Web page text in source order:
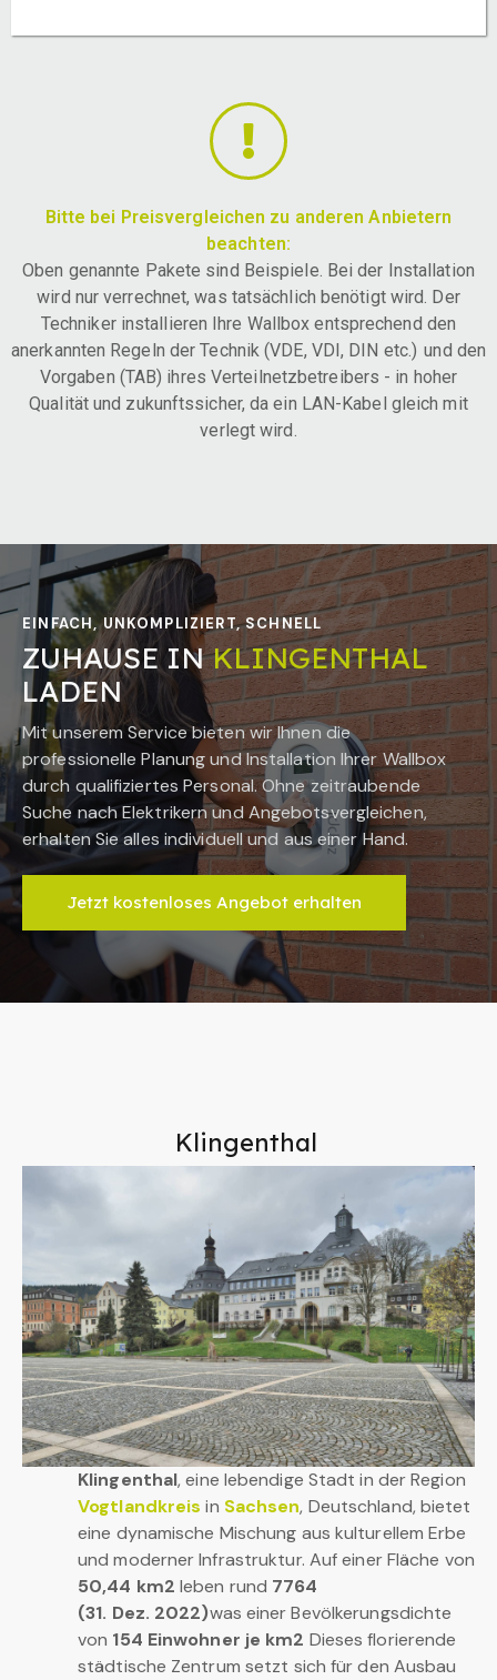
Bitte bei Preisvergleichen zu anderen Anbietern
beachten:
Oben genannte Pakete sind Beispiele. Bei der Installation
wird nur verrechnet, was tatsächlich benötigt wird. Der
Techniker installieren Ihre Wallbox entsprechend den
anerkannten Regeln der Technik (VDE, VDI, DIN etc.) und den
Vorgaben (TAB) ihres Verteilnetzbetreibers - in hoher
Qualität und zukunftssicher, da ein LAN-Kabel gleich mit
verlegt wird.
EINFACH, UNKOMPLIZIERT, SCHNELL
ZUHAUSE INKLINGENTHAL
LADEN
Mit unserem Service bieten wir Ihnen die
professionelle Planung und Installation Ihrer Wallbox
durch qualifiziertes Personal. Ohne zeitraubende
Suche nach Elektrikern und Angebotsvergleichen,
erhalten Sie alles individuell und aus einer Hand.
Jetzt kostenloses Angebot erhalten
Klingenthal
Klingenthal, eine lebendige Stadt in der Region
Vogtlandkreis in Sachsen, Deutschland, bietet
eine dynamische Mischung aus kulturellem Erbe
und moderner Infrastruktur. Auf einer Fläche von
50,44 km2 leben rund 7764
(31. Dez. 2022)was einer Bevölkerungsdichte
von 154 Einwohner je km2 Dieses florierende
städtische Zentrum setzt sich für den Ausbau